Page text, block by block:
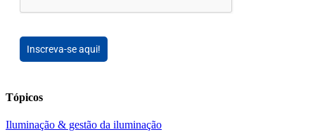
Inscreva-se aqui!
Tópicos
Iluminação & gestão da iluminação